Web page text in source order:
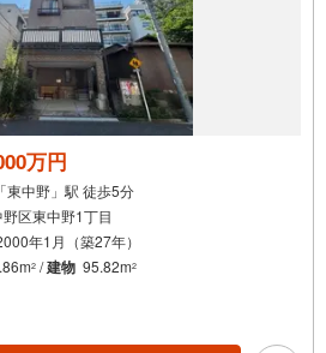
万円
東中野」駅 徒歩5分
区東中野1丁目
年1月（築27年）
2 /建物 95.82m2